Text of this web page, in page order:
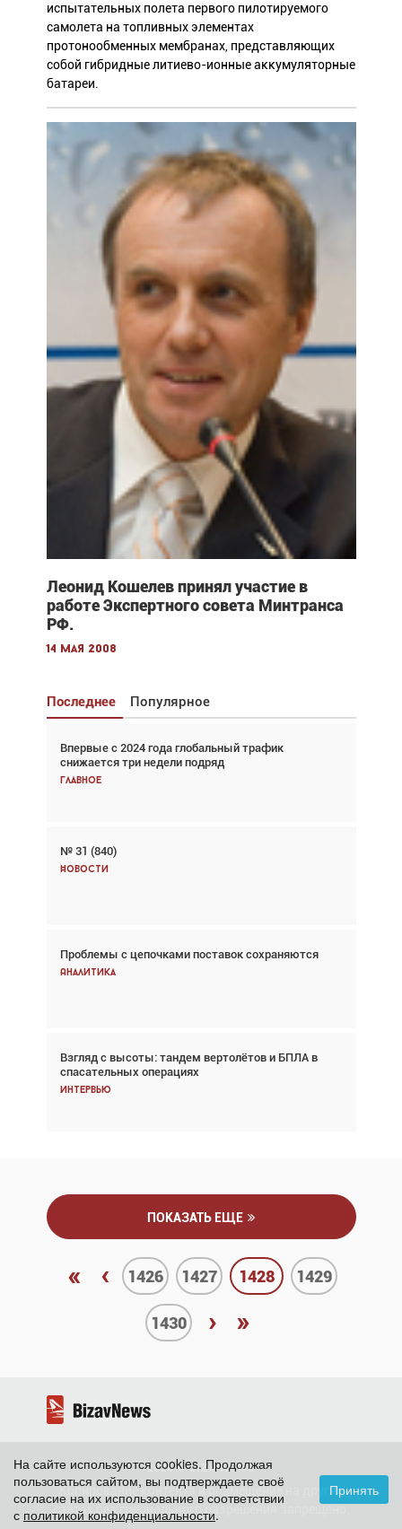
испытательных полета первого пилотируемого
самолета на топливных элементах
протонообменных мембранах, представляющих
собой гибридные литиево-ионные аккумуляторные
батареи.
Леонид Кошелев принял участие в
работе Экспертного совета Минтранса
РФ.
14 мая 2008
Последнее Популярное
Впервые с 2024 года глобальный трафик
снижается три недели подряд
Главное
№ 31 (840)
Новости
Проблемы с цепочками поставок сохраняются
Аналитика
Взгляд с высоты: тандем вертолётов и БПЛА в
спасательных операциях
Интервью
Взгляд с высоты: тандем вертолётов и БПЛА в
спасательных операциях
Главное
Авиационный фотограф Дэйв Кох: «Фотография
говорит сама за себя... а ИИ всё портит»
Впервые с 2024 года глобальный трафик
снижается три недели подряд
Частный самолёт – это актив. Подходите к
покупке соответствующим образом
Интервью
ПОКАЗАТЬ ЕЩЕ
« ‹ 1426 1427 1428 1429
1430 › »
2026 ©BizavNews
Копирование контента и размещение на других
сайтах без специального разрешения запрещено.
На сайте используются cookies. Продолжая
пользоваться сайтом, вы подтверждаете своё
согласие на их использование в соответствии
с политикой конфиденциальности.
Принять